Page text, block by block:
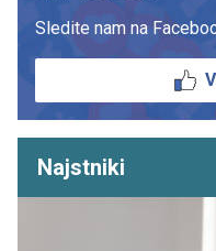
Sledite nam na
Najstniki